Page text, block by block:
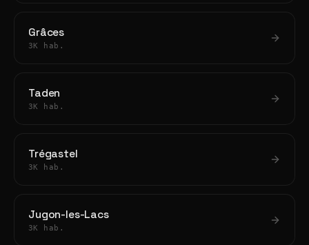
Grâces
3K hab.
Taden
3K hab.
Trégastel
3K hab.
Jugon-les-Lacs
3K hab.